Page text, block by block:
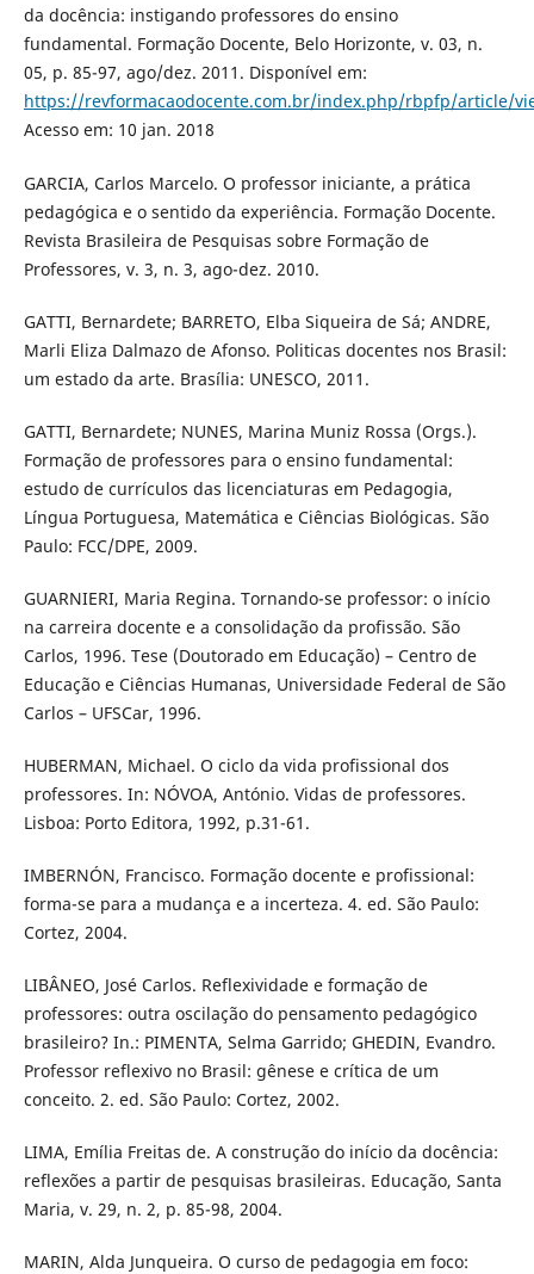
da docência: instigando professores do ensino
fundamental. Formação Docente, Belo Horizonte, v. 03, n.
05, p. 85-97, ago/dez. 2011. Disponível em:
https://revformacaodocente.com.br/index.php/rbpfp/article/
Acesso em: 10 jan. 2018
GARCIA, Carlos Marcelo. O professor iniciante, a prática
pedagógica e o sentido da experiência. Formação Docente.
Revista Brasileira de Pesquisas sobre Formação de
Professores, v. 3, n. 3, ago-dez. 2010.
GATTI, Bernardete; BARRETO, Elba Siqueira de Sá; ANDRE,
Marli Eliza Dalmazo de Afonso. Politicas docentes nos Brasil:
um estado da arte. Brasília: UNESCO, 2011.
GATTI, Bernardete; NUNES, Marina Muniz Rossa (Orgs.).
Formação de professores para o ensino fundamental:
estudo de currículos das licenciaturas em Pedagogia,
Língua Portuguesa, Matemática e Ciências Biológicas. São
Paulo: FCC/DPE, 2009.
GUARNIERI, Maria Regina. Tornando-se professor: o início
na carreira docente e a consolidação da profissão. São
Carlos, 1996. Tese (Doutorado em Educação) – Centro de
Educação e Ciências Humanas, Universidade Federal de São
Carlos – UFSCar, 1996.
HUBERMAN, Michael. O ciclo da vida profissional dos
professores. In: NÓVOA, António. Vidas de professores.
Lisboa: Porto Editora, 1992, p.31-61.
IMBERNÓN, Francisco. Formação docente e profissional:
forma-se para a mudança e a incerteza. 4. ed. São Paulo:
Cortez, 2004.
LIBÂNEO, José Carlos. Reflexividade e formação de
professores: outra oscilação do pensamento pedagógico
brasileiro? In.: PIMENTA, Selma Garrido; GHEDIN, Evandro.
Professor reflexivo no Brasil: gênese e crítica de um
conceito. 2. ed. São Paulo: Cortez, 2002.
LIMA, Emília Freitas de. A construção do início da docência:
reflexões a partir de pesquisas brasileiras. Educação, Santa
Maria, v. 29, n. 2, p. 85-98, 2004.
MARIN, Alda Junqueira. O curso de pedagogia em foco: